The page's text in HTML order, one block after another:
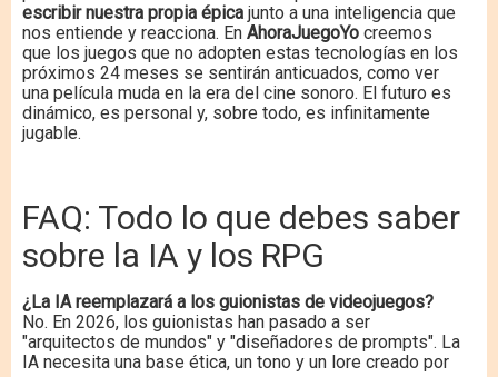
escribir nuestra propia épica junto a una inteligencia que
nos entiende y reacciona. En AhoraJuegoYo creemos
que los juegos que no adopten estas tecnologías en los
próximos 24 meses se sentirán anticuados, como ver
una película muda en la era del cine sonoro. El futuro es
dinámico, es personal y, sobre todo, es infinitamente
jugable.
FAQ: Todo lo que debes saber
sobre la IA y los RPG
¿La IA reemplazará a los guionistas de videojuegos?
No. En 2026, los guionistas han pasado a ser
"arquitectos de mundos" y "diseñadores de prompts". La
IA necesita una base ética, un tono y un lore creado por